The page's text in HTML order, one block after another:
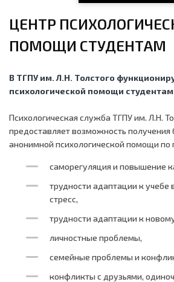
ЦЕНТР
ПОМОЩИ СТУДЕНТАМ
В ТГПУ им. Л.Н. Толстого
психологической помощи студентам
Психологическая служба ТГПУ им. Л.Н.
предоставляет возможность получения
анонимной психологической помощи по
саморегуляция и повышение
трудности адаптации к учебе
стресс,
трудности адаптации к
личностные проблемы,
семейные проблемы и
конфликты с друзьями,